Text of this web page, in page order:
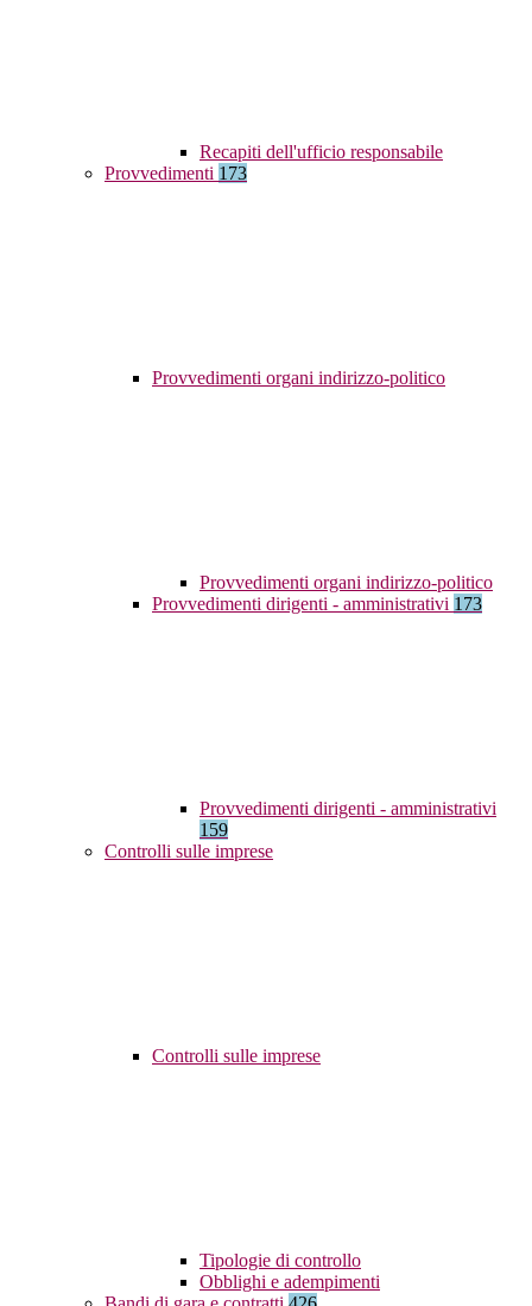
Recapiti dell'ufficio responsabile
Provvedimenti 173
Provvedimenti organi indirizzo-politico
Provvedimenti organi indirizzo-politico
Provvedimenti dirigenti - amministrativi 173
Provvedimenti dirigenti - amministrativi
159
Controlli sulle imprese
Controlli sulle imprese
Tipologie di controllo
Obblighi e adempimenti